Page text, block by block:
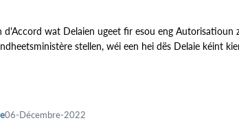
d'Accord wat Delaien ugeet fir esou eng Autorisatioun
stellen, wéi een hei dës Delaie kéint
06-Décembre-2022